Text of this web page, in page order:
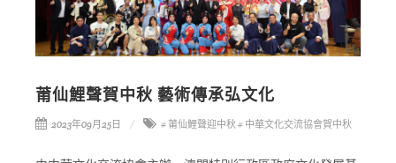
莆仙鯉聲賀中秋 藝術傳承弘文化
2023年09月25日 # 莆仙鯉聲迎中秋 # 中華文化交流協會賀中秋